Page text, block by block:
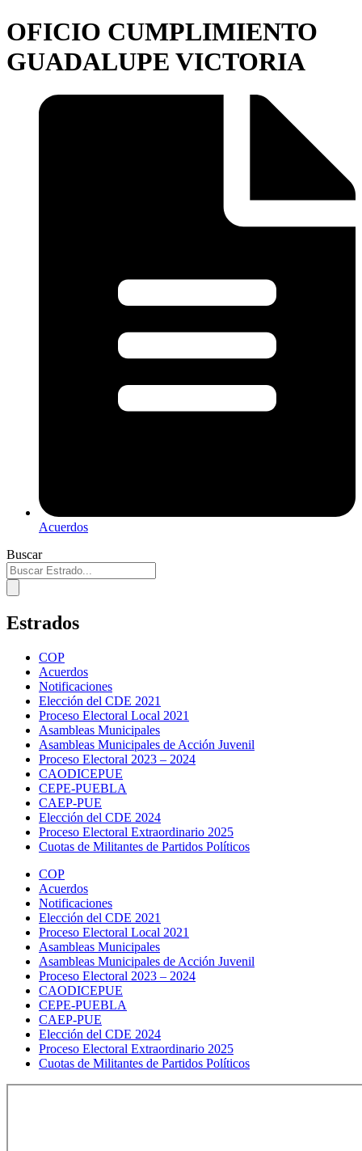
OFICIO CUMPLIMIENTO
GUADALUPE VICTORIA
Acuerdos
Buscar
Estrados
COP
Acuerdos
Notificaciones
Elección del CDE 2021
Proceso Electoral Local 2021
Asambleas Municipales
Asambleas Municipales de Acción Juvenil
Proceso Electoral 2023 – 2024
CAODICEPUE
CEPE-PUEBLA
CAEP-PUE
Elección del CDE 2024
Proceso Electoral Extraordinario 2025
Cuotas de Militantes de Partidos Políticos
COP
Acuerdos
Notificaciones
Elección del CDE 2021
Proceso Electoral Local 2021
Asambleas Municipales
Asambleas Municipales de Acción Juvenil
Proceso Electoral 2023 – 2024
CAODICEPUE
CEPE-PUEBLA
CAEP-PUE
Elección del CDE 2024
Proceso Electoral Extraordinario 2025
Cuotas de Militantes de Partidos Políticos